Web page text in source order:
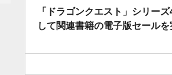
「ドラゴンクエスト」シリー
して関連書籍の電子版セールを